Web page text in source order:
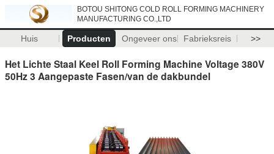
BOTOU SHITONG COLD ROLL FORMING MACHINERY
MANUFACTURING CO.,LTD
Huis Producten Ongeveer ons Fabrieksreis >>
Het Lichte Staal Keel Roll Forming Machine Voltage 380V
50Hz 3 Aangepaste Fasen/van de dakbundel